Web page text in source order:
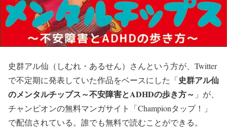
史群アル仙（しむれ・あるせん）さんという方が、Twitter
で不定期に発表していた作品をベースにした「史群アル仙
のメンタルチップス～不安障害とADHDの歩き方～ 」が、
チャンピオンの無料マンガサイト「Championタップ！」
で配信されている。誰でも無料で読むことができる。